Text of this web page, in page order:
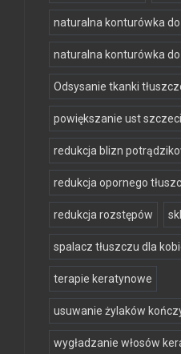
naturalna konturówka
naturalna konturówka
Odsysanie tkanki
powiększanie ust
redukcja blizn
redukcja opornego
redukcja rozstępów
spalacz tłuszczu dla
terapie keratynowe
usuwanie żylaków
wygładzanie włosów